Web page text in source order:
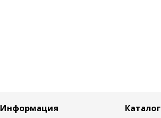
Информация Каталог